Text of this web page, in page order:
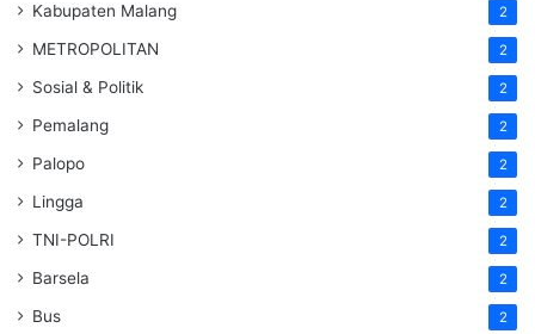
Kabupaten Malang 2
METROPOLITAN 2
Sosial & Politik 2
Pemalang 2
Palopo 2
Lingga 2
TNI-POLRI 2
Barsela 2
Bus 2